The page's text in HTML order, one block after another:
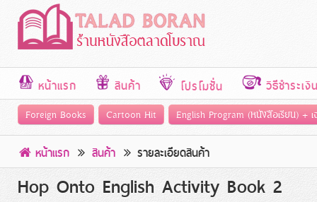
หน้าแรก สินค้า โปรโมชั่น วิธีชำระเงิ
Foreign Books Cartoon Hit English Program (หนังสือเรียน) +
หน้าแรก สินค้า รายละเอียดสินค้า
Hop Onto English Activity Book 2